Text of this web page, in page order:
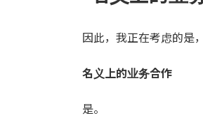
因此，我正在考虑的是，
名义上的业务合作
是。